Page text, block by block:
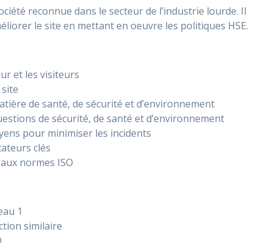
reconnue dans le secteur de l’industrie lourde. Il
le site en mettant en oeuvre les politiques HSE.
et les visiteurs
de santé, de sécurité et d’environnement
de sécurité, de santé et d’environnement
pour minimiser les incidents
clés
normes ISO
1
similaire